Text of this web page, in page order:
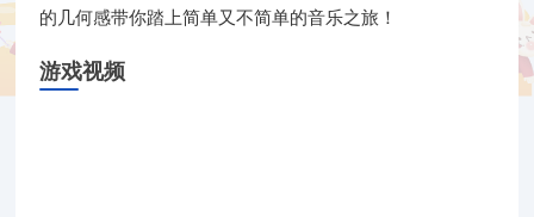
的几何感带你踏上简单又不简单的音乐之旅！
游戏视频